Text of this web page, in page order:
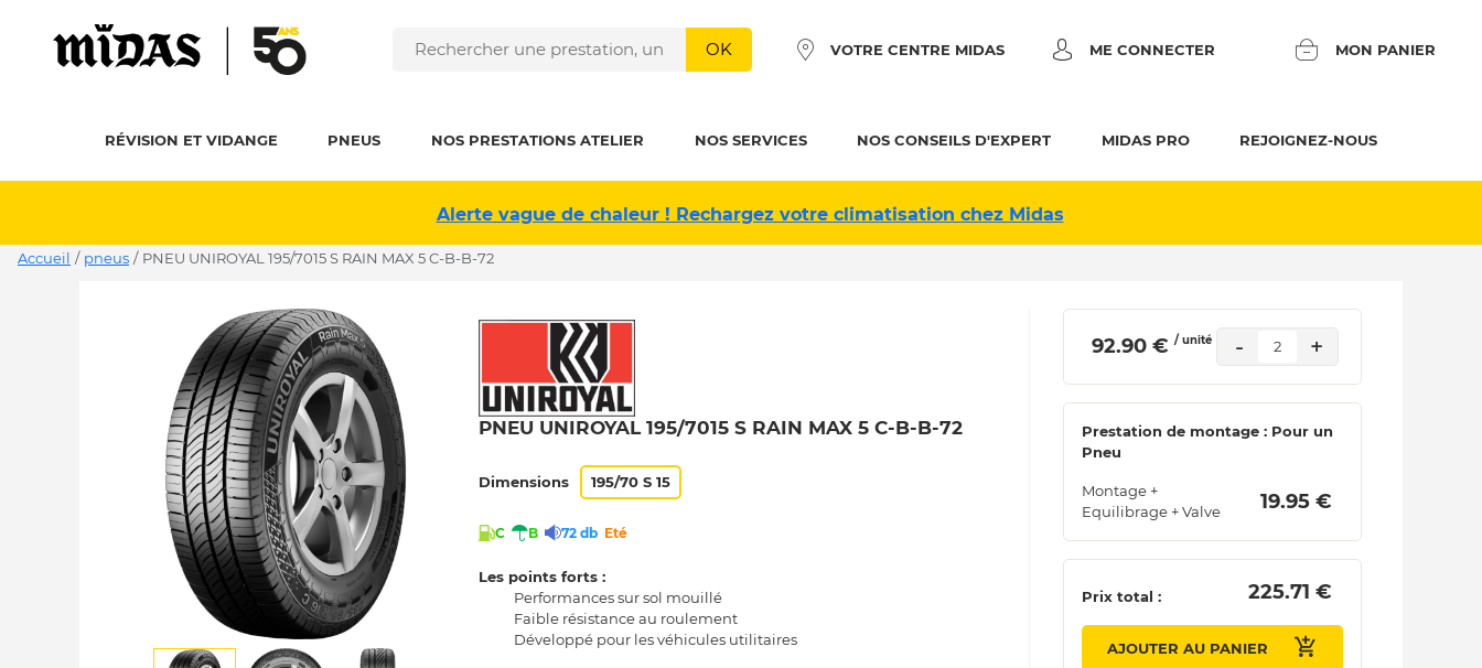
OK VOTRE CENTRE MIDAS ME CONNECTER MON PANIER
RÉVISION ET VIDANGE PNEUS NOS PRESTATIONS ATELIER NOS SERVICES NOS CONSEILS D'EXPERT MIDAS PRO REJOIGNEZ-NOUS
Alerte vague de chaleur ! Rechargez votre climatisation chez Midas
Accueil / pneus / PNEU UNIROYAL 195/7015 S RAIN MAX 5 C-B-B-72
PNEU UNIROYAL 195/7015 S RAIN MAX 5 C-B-B-72
Dimensions 195/70 S 15
C B 72 db Eté
Les points forts :
Performances sur sol mouillé
Faible résistance au roulement
Développé pour les véhicules utilitaires
92.90 € / unité - 2 +
Prestation de montage : Pour un
Pneu
Montage +
Equilibrage + Valve
19.95 €
Prix total : 225.71 €
AJOUTER AU PANIER